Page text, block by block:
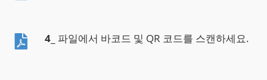
4 _ 파일에서 바코드 및 QR 코드를 스캔하세요.